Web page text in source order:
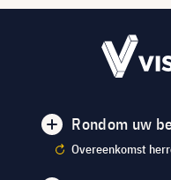
Rondom uw
Overeenkomst